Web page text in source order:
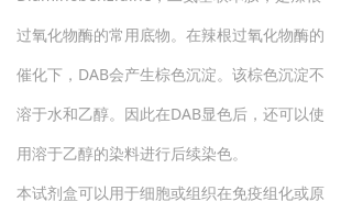
过氧化物酶的常用底物。在辣根过氧化物酶的
催化下，DAB会产生棕色沉淀。该棕色沉淀不
溶于水和乙醇。因此在DAB显色后，还可以使
用溶于乙醇的染料进行后续染色。
本试剂盒可以用于细胞或组织在免疫组化或原